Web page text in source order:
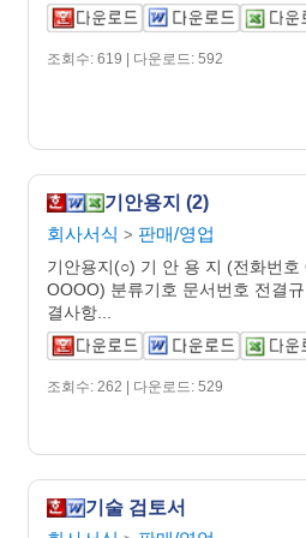
조회수: 619 | 다운로드: 592
기안용지 (2)
회사서식 > 판매/영업
기안용지(○) 기 안 용 지 (전화번호
OOOO) 분류기호 문서번호 전결
결사항...
조회수: 262 | 다운로드: 529
기술 검토서